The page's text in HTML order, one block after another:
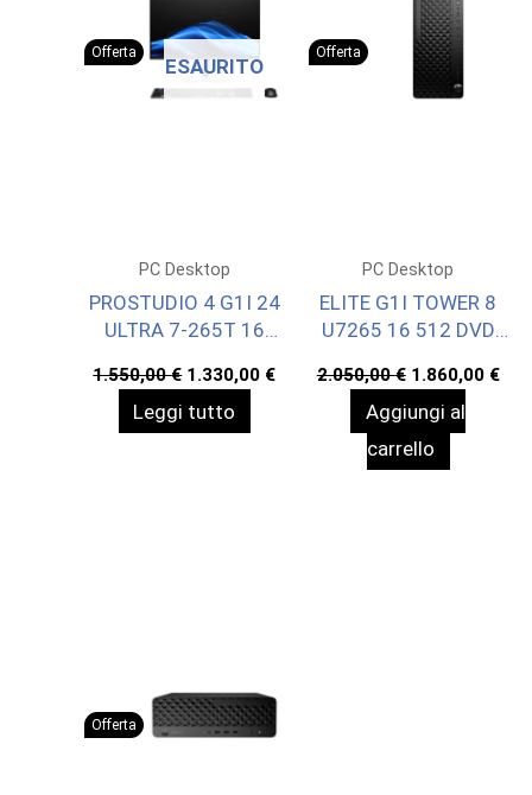
Offerta
ESAURITO
PC Desktop
PROSTUDIO 4 G1I 24
ULTRA 7-265T 16
1.550,00€ Il
prezzo
originale
era:
1.330,00 €Il
prezzo
1.330,00 €.
Leggi tutto
Offerta
PC Desktop
ELITE G1I TOWER 8
U7265 16 512 DVD
2.050,00€ Il
prezzo
originale
2.050,00 €.
1.860,00 €Il
Aggiungi al
carrello
Offerta